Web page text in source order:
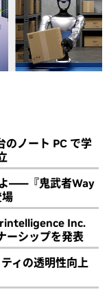
のノート PC で学
――『鬼武者Way
Inc.
ーシップを発表
ィの透明性向上